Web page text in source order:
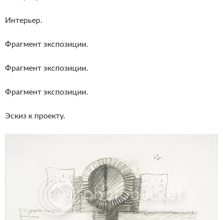
Интерьер.
Фрагмент экспозиции.
Фрагмент экспозиции.
Фрагмент экспозиции.
Эскиз к проекту.